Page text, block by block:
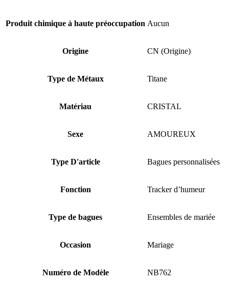
Produit chimique à haute préoccupation Aucun
Origine CN (Origine)
Type de Métaux Titane
Matériau CRISTAL
Sexe AMOUREUX
Type D'article Bagues personnalisées
Fonction Tracker d’humeur
Type de bagues Ensembles de mariée
Occasion Mariage
Numéro de Modèle NB762